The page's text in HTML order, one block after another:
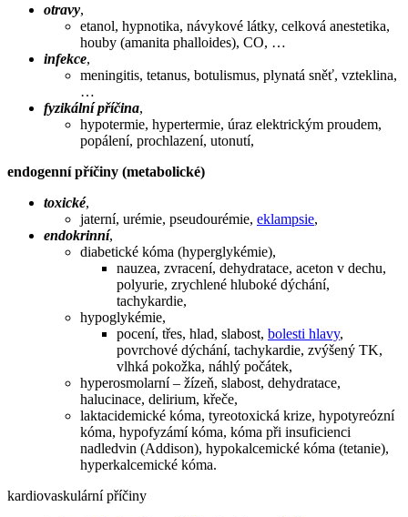
otravy,
etanol, hypnotika, návykové látky, celková anestetika,
houby (amanita phalloides), CO, …
infekce,
meningitis, tetanus, botulismus, plynatá sněť, vzteklina,
…
fyzikální příčina,
hypotermie, hypertermie, úraz elektrickým proudem,
popálení, prochlazení, utonutí,
endogenní příčiny (metabolické)
toxické,
jaterní, urémie, pseudourémie, eklampsie,
endokrinní,
diabetické kóma (hyperglykémie),
nauzea, zvracení, dehydratace, aceton v dechu,
polyurie, zrychlené hluboké dýchání,
tachykardie,
hypoglykémie,
pocení, třes, hlad, slabost, bolesti hlavy,
povrchové dýchání, tachykardie, zvýšený TK,
vlhká pokožka, náhlý počátek,
hyperosmolarní – žízeň, slabost, dehydratace,
halucinace, delirium, křeče,
laktacidemické kóma, tyreotoxická krize, hypotyreózní
kóma, hypofyzámí kóma, kóma při insuficienci
nadledvin (Addison), hypokalcemické kóma (tetanie),
hyperkalcemické kóma.
kardiovaskulární příčiny